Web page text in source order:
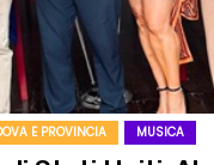
E PROVINCIA MUSICA